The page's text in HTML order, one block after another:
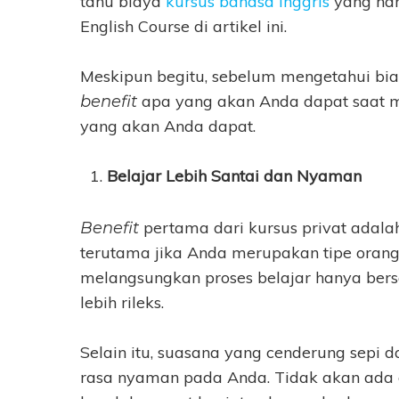
English Course di artikel ini.
Meskipun begitu, sebelum mengetahui
benefit apa yang akan Anda dapat saat
yang akan Anda dapat.
Belajar Lebih Santai dan Nyaman
Benefit pertama dari kursus privat
terutama jika Anda merupakan tipe
melangsungkan proses belajar hanya
lebih rileks.
Selain itu, suasana yang cenderung sepi
rasa nyaman pada Anda. Tidak akan